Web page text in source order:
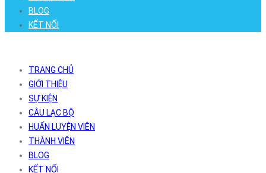
BLOG
KẾT NỐI
TRANG CHỦ
GIỚI THIỆU
SỰ KIỆN
CÂU LẠC BỘ
HUẤN LUYỆN VIÊN
THÀNH VIÊN
BLOG
KẾT NỐI